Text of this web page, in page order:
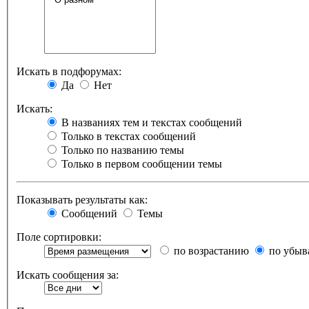
Искать в подфорумах:
Да
Нет
Искать:
В названиях тем и текстах сообщений
Только в текстах сообщений
Только по названию темы
Только в первом сообщении темы
Показывать результаты как:
Сообщений
Темы
Поле сортировки:
по возрастанию
по
Искать сообщения за: